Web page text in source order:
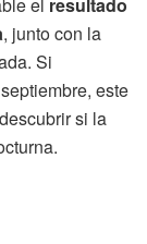
el resultado
, junto con la
Si
este
si la